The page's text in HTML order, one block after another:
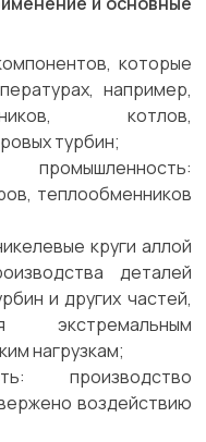
которые
например,
котлов,
турбин;
теплообменников
круги аллой
деталей
и других частей,
экстремальным
нагрузкам;
производство
воздействию